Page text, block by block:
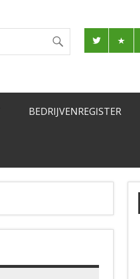
BEDRIJVENREGISTER